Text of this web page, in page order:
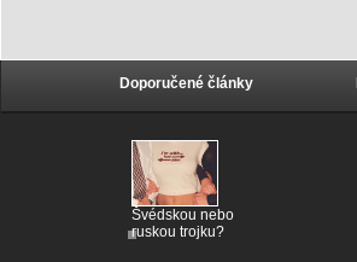
Doporučené články
Švédskou nebo
ruskou trojku?